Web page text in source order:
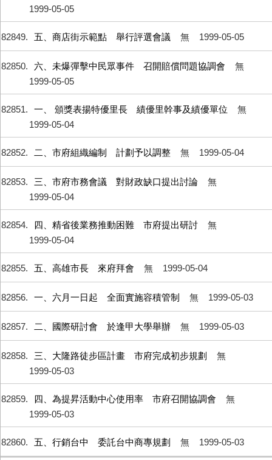
1999-05-05
82849 五、商店街示範點 舉行評選會議 無 1999-05-05
82850 六、未爆彈擊中民眾事件 召開賠償問題協調會
無
1999-05-05
82851 一、 頒獎表揚特優里長 績優里幹事及績優單位
無
1999-05-04
82852 二、市府組織編制 計劃予以調整 無 1999-05-04
82853 三、市府市務會議 對財政缺口提出討論
無
1999-05-04
82854 四、精省後業務推動困難 市府提出研討
無
1999-05-04
82855 五、高雄市長 來府拜會 無 1999-05-04
82856 一、六月一日起 全面實施容積管制 無 1999-05-03
82857 二、國際研討會 於逢甲大學舉辦 無 1999-05-03
82858 三、大隆路徒步區計畫 市府完成初步規劃
無
1999-05-03
82859 四、為提昇活動中心使用率 市府召開協調會
無
1999-05-03
82860 五、行銷台中 委託台中商專規劃 無 1999-05-03